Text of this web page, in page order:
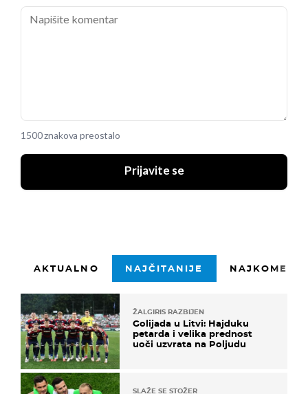
1500 znakova preostalo
Prijavite se
AKTUALNO NAJČITANIJE
ŽALGIRIS RAZBIJEN
Golijada u Litvi: Hajduku
petarda i velika prednost
uoči uzvrata na Poljudu
SLAŽE SE STOŽER